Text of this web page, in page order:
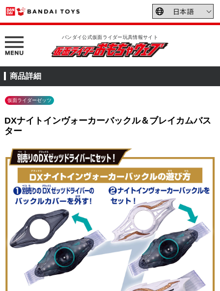
バンダイ公式仮面ライダー玩具情報サイト
商品詳細
仮面ライダーゼッツ
DXナイトインヴォーカーバックル＆ブレイカムバス
ター